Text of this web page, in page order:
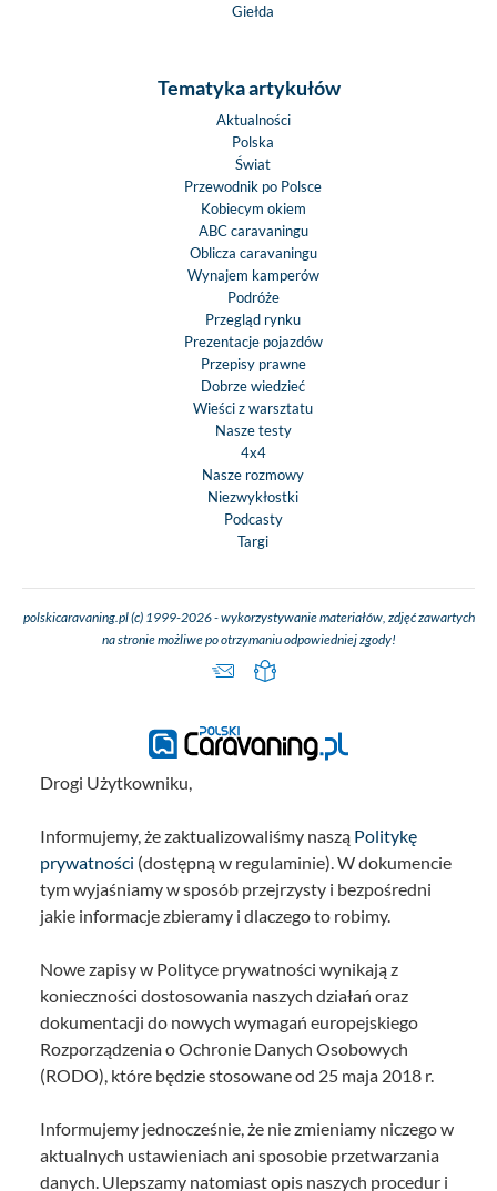
Giełda
Tematyka artykułów
Aktualności
Polska
Świat
Przewodnik po Polsce
Kobiecym okiem
ABC caravaningu
Oblicza caravaningu
Wynajem kamperów
Podróże
Przegląd rynku
Prezentacje pojazdów
Przepisy prawne
Dobrze wiedzieć
Wieści z warsztatu
Nasze testy
4x4
Nasze rozmowy
Niezwykłostki
Podcasty
Targi
polskicaravaning.pl (c) 1999-2026 - wykorzystywanie materiałów, zdjęć zawartych
na stronie możliwe po otrzymaniu odpowiedniej zgody!
Drogi Użytkowniku,
Informujemy, że zaktualizowaliśmy naszą Politykę
prywatności (dostępną w regulaminie). W dokumencie
tym wyjaśniamy w sposób przejrzysty i bezpośredni
jakie informacje zbieramy i dlaczego to robimy.
Nowe zapisy w Polityce prywatności wynikają z
konieczności dostosowania naszych działań oraz
dokumentacji do nowych wymagań europejskiego
Rozporządzenia o Ochronie Danych Osobowych
(RODO), które będzie stosowane od 25 maja 2018 r.
Informujemy jednocześnie, że nie zmieniamy niczego w
aktualnych ustawieniach ani sposobie przetwarzania
danych. Ulepszamy natomiast opis naszych procedur i